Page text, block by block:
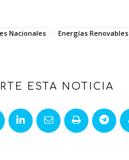
Nacionales Energías Renovables
ESTA NOTICIA